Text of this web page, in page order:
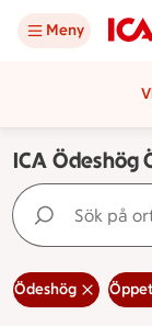
Meny
ICA Ödeshög
Sök på ort eller
Ödeshög